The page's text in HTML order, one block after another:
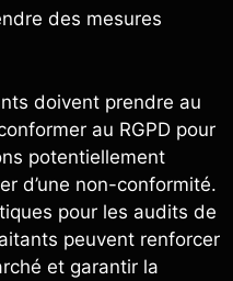
des mesures
doivent prendre au
au RGPD pour
potentiellement
d’une non-conformité.
pour les audits de
peuvent renforcer
et garantir la